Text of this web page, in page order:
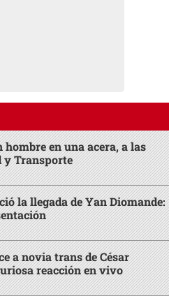
en una acera, a las
y Transporte
la llegada de Yan Diomande:
a novia trans de César
reacción en vivo